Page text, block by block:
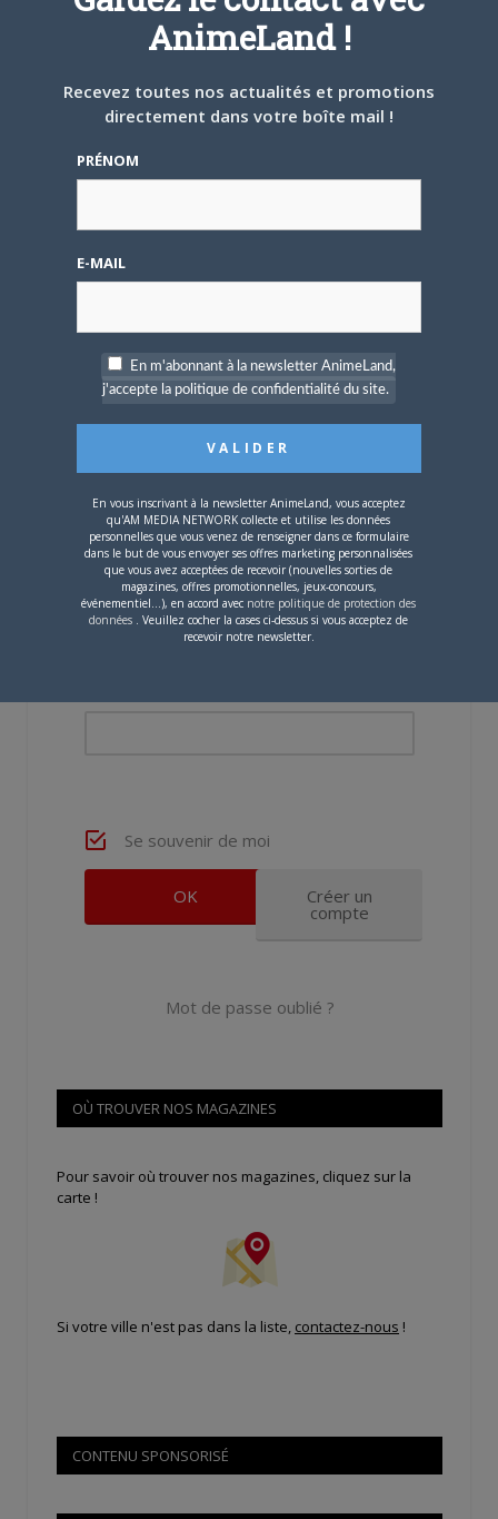
Une nouvelle série TV
Digimon en préparation
Lors des prémices du
projet, il était déjà
commentaire.
Nom d'utilisateur ou adresse e-mail
Se souvenir de moi
Créer un
compte
Mot de passe oublié ?
OÙ TROUVER NOS MAGAZINES
Pour savoir où trouver nos magazines, cliquez sur la
carte !
Si votre ville n'est pas dans la liste, contactez-nous !
CONTENU SPONSORISÉ
AnimeLand !
Recevez toutes nos actualités et promotions
directement dans votre boîte mail !
PRÉNOM
E-MAIL
En m'abonnant à la newsletter AnimeLand,
j'accepte la politique de confidentialité du site.
En vous inscrivant à la newsletter AnimeLand, vous acceptez
qu'AM MEDIA NETWORK collecte et utilise les données
personnelles que vous venez de renseigner dans ce formulaire
dans le but de vous envoyer ses offres marketing personnalisées
que vous avez acceptées de recevoir (nouvelles sorties de
magazines, offres promotionnelles, jeux-concours,
événementiel...), en accord avec notre politique de protection des
données . Veuillez cocher la cases ci-dessus si vous acceptez de
recevoir notre newsletter.